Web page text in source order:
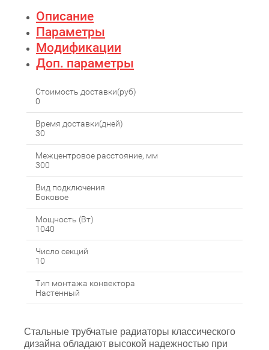
Описание
Параметры
Модификации
Доп. параметры
Стоимость доставки(руб)
0
Время доставки(дней)
30
Межцентровое расстояние, мм
300
Вид подключения
Боковое
Мощность (Вт)
1040
Число секций
10
Тип монтажа конвектора
Настенный
Стальные трубчатые радиаторы классического
дизайна обладают высокой надежностью при